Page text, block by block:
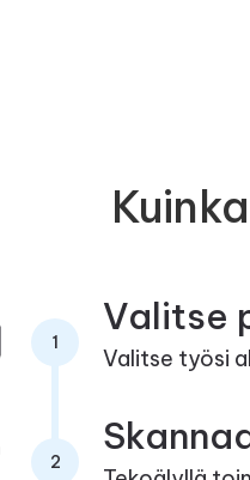
Kuinka
1
Valitse
Valitse työsi
2